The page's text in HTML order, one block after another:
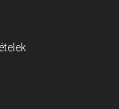
Jackfall